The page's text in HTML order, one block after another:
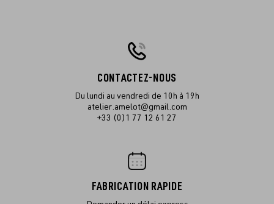
CONTACTEZ-NOUS
Du lundi au vendredi de 10h à 19h
atelier.amelot@gmail.com
+33 (0)1 77 12 61 27
FABRICATION RAPIDE